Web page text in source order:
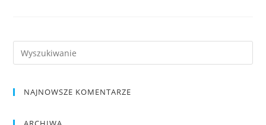
NAJNOWSZE KOMENTARZE